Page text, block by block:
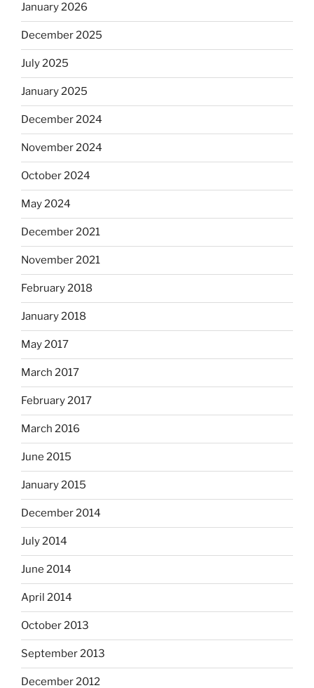
January 2026
December 2025
July 2025
January 2025
December 2024
November 2024
October 2024
May 2024
December 2021
November 2021
February 2018
January 2018
May 2017
March 2017
February 2017
March 2016
June 2015
January 2015
December 2014
July 2014
June 2014
April 2014
October 2013
September 2013
December 2012